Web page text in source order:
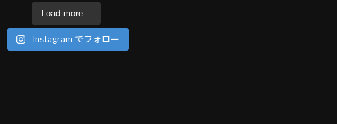
Load more...
Instagram でフォロー